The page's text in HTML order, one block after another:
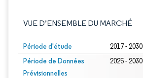
VUE D’ENSEMBLE DU MARCHÉ
Période d'étude 2017 - 2030
Période de Données
Prévisionnelles
2025 - 2030